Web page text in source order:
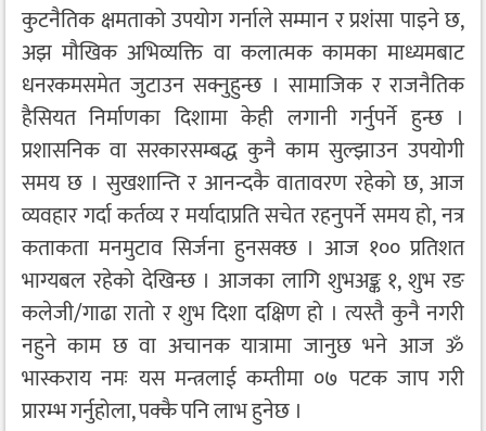
कुटनैतिक क्षमताको उपयोग गर्नाले सम्मान र प्रशंसा पाइने छ,
अझ मौखिक अभिव्यक्ति वा कलात्मक कामका माध्यमबाट
धनरकमसमेत जुटाउन सक्नुहुन्छ । सामाजिक र राजनैतिक
हैसियत निर्माणका दिशामा केही लगानी गर्नुपर्ने हुन्छ ।
प्रशासनिक वा सरकारसम्बद्ध कुनै काम सुल्झाउन उपयोगी
समय छ । सुखशान्ति र आनन्दकै वातावरण रहेको छ, आज
व्यवहार गर्दा कर्तव्य र मर्यादाप्रति सचेत रहनुपर्ने समय हो, नत्र
कताकता मनमुटाव सिर्जना हुनसक्छ । आज १०० प्रतिशत
भाग्यबल रहेको देखिन्छ । आजका लागि शुभअङ्क १, शुभ रङ
कलेजी/गाढा रातो र शुभ दिशा दक्षिण हो । त्यस्तै कुनै नगरी
नहुने काम छ वा अचानक यात्रामा जानुछ भने आज ॐ
भास्कराय नमः यस मन्त्रलाई कम्तीमा ०७ पटक जाप गरी
प्रारम्भ गर्नुहोला, पक्कै पनि लाभ हुनेछ ।